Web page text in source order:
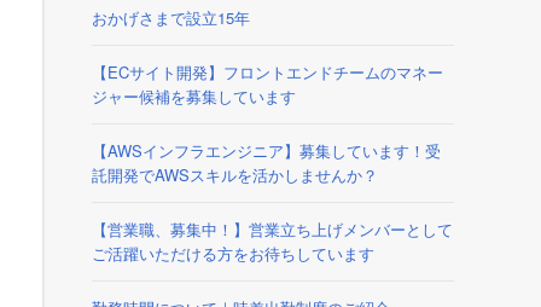
おかげさまで設立15年
【ECサイト開発】フロントエンドチームのマネー
ジャー候補を募集しています
【AWSインフラエンジニア】募集しています！受
託開発でAWSスキルを活かしませんか？
【営業職、募集中！】営業立ち上げメンバーとして
ご活躍いただける方をお待ちしています